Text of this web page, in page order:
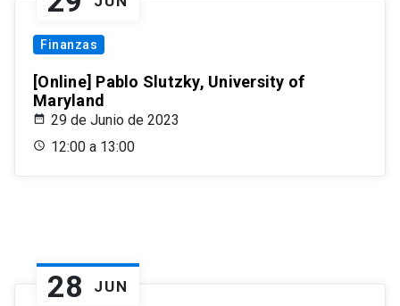
Finanzas
[Online] Pablo Slutzky, University of
Maryland
29 de Junio de 2023
12:00 a 13:00
28 JUN